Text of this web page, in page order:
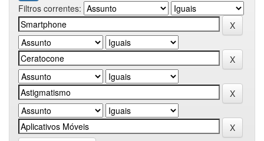
Filtros correntes: